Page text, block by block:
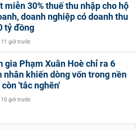
miễn 30% thuế thu nhập cho hộ
doanh nghiệp có doanh thu
tỷ đồng
11 giờ trước
gia Phạm Xuân Hoè chỉ ra 6
nhân khiến dòng vốn trong nền
'tắc nghẽn'
10 giờ trước